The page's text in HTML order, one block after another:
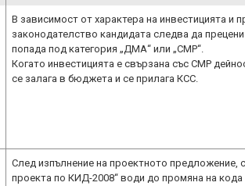
В зависимост от характера на инвестицията и
законодателство кандидата следва да
попада под категория „ДМА“ или „СМР“.
Когато инвестицията е свързана със СМР
се залага в бюджета и се прилага КСС.
След изпълнение на проектното предложение,
проекта по КИД-2008“ води до промяна на кода